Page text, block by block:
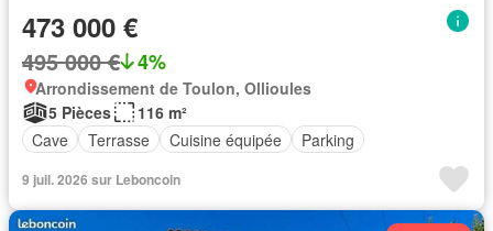
473 000 €
495 000 € 4%
Arrondissement de Toulon, Ollioules
5 Pièces
116 m²
Cave
Terrasse Cuisine équipée Parking
9 juil. 2026 sur Leboncoin